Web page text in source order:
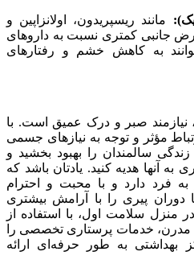
مانند ریسپریدون، اولانزاپین و
جانبی کمتری نسبت به داروهای
به کاهش خشم و رفتارهای
نیازمند صبر و درک عمیق است. با
مؤثر و توجه به نیازهای جسمی
سالمندان را بهبود بخشید و
آنها هدیه کنید. یادتان باشد که
فرد دارد و با محبت و احترام
دوران پیری را با آرامش بیشتری
در منزل سلامت اول، با استفاده از
خدمات پرستاری تخصصی را
بهداشتی به طور حرفه‌ای ارائه